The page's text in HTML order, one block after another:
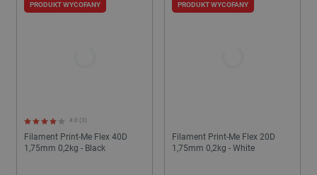
Filament Print-Me Flex 40D
1,75mm 0,2kg - Black
4.0 (3)
PRODUKT WYCOFANY
Filament Print-Me Flex 20D
1,75mm 0,2kg - White
PRODUKT WYCOFANY